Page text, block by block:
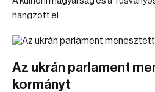
hangzott el.
Az ukrán parlament
kormányt